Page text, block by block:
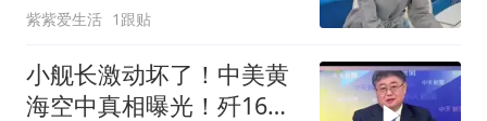
紫紫爱生活 1跟贴
小舰长激动坏了！中美黄
海空中真相曝光！歼16狗